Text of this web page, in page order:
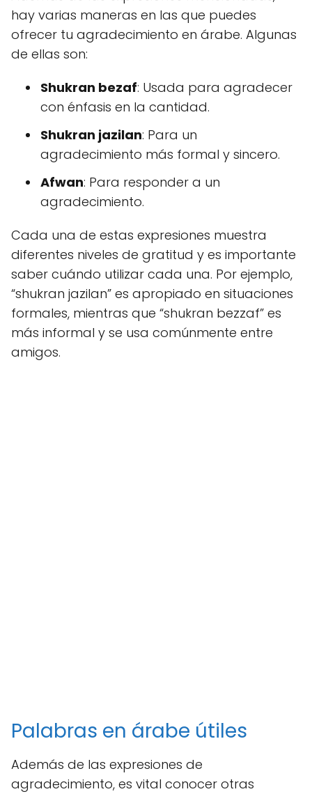
hay varias maneras en las que puedes
ofrecer tu agradecimiento en árabe. Algunas
de ellas son:
Shukran bezaf: Usada para agradecer
con énfasis en la cantidad.
Shukran jazilan: Para un
agradecimiento más formal y sincero.
Afwan: Para responder a un
agradecimiento.
Cada una de estas expresiones muestra
diferentes niveles de gratitud y es importante
saber cuándo utilizar cada una. Por ejemplo,
“shukran jazilan” es apropiado en situaciones
formales, mientras que “shukran bezzaf” es
más informal y se usa comúnmente entre
amigos.
Palabras en árabe útiles
Además de las expresiones de
agradecimiento, es vital conocer otras